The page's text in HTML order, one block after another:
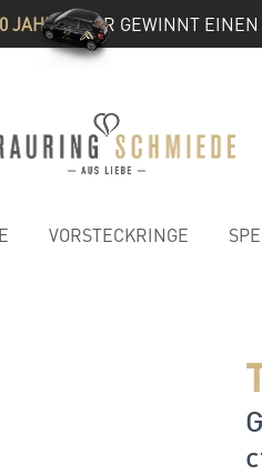
JAHRE& IHR GEWINNT EINEN
VORSTECKRINGE